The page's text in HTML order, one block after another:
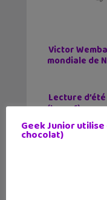
Victor
mondiale de
Lecture
(tome 1), un
par un
Piece au
Geek Junior
chocolat)